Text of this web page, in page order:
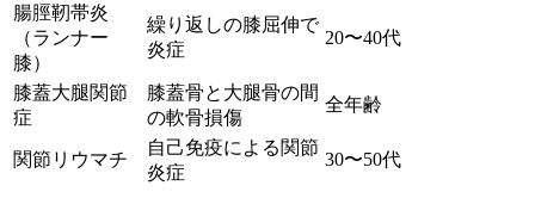
腸脛靭帯炎
（ランナー
膝）
繰り返しの膝屈伸で
炎症
20〜40代
膝蓋大腿関節
症
膝蓋骨と大腿骨の間
の軟骨損傷
全年齢
関節リウマチ
自己免疫による関節
炎症
30〜50代